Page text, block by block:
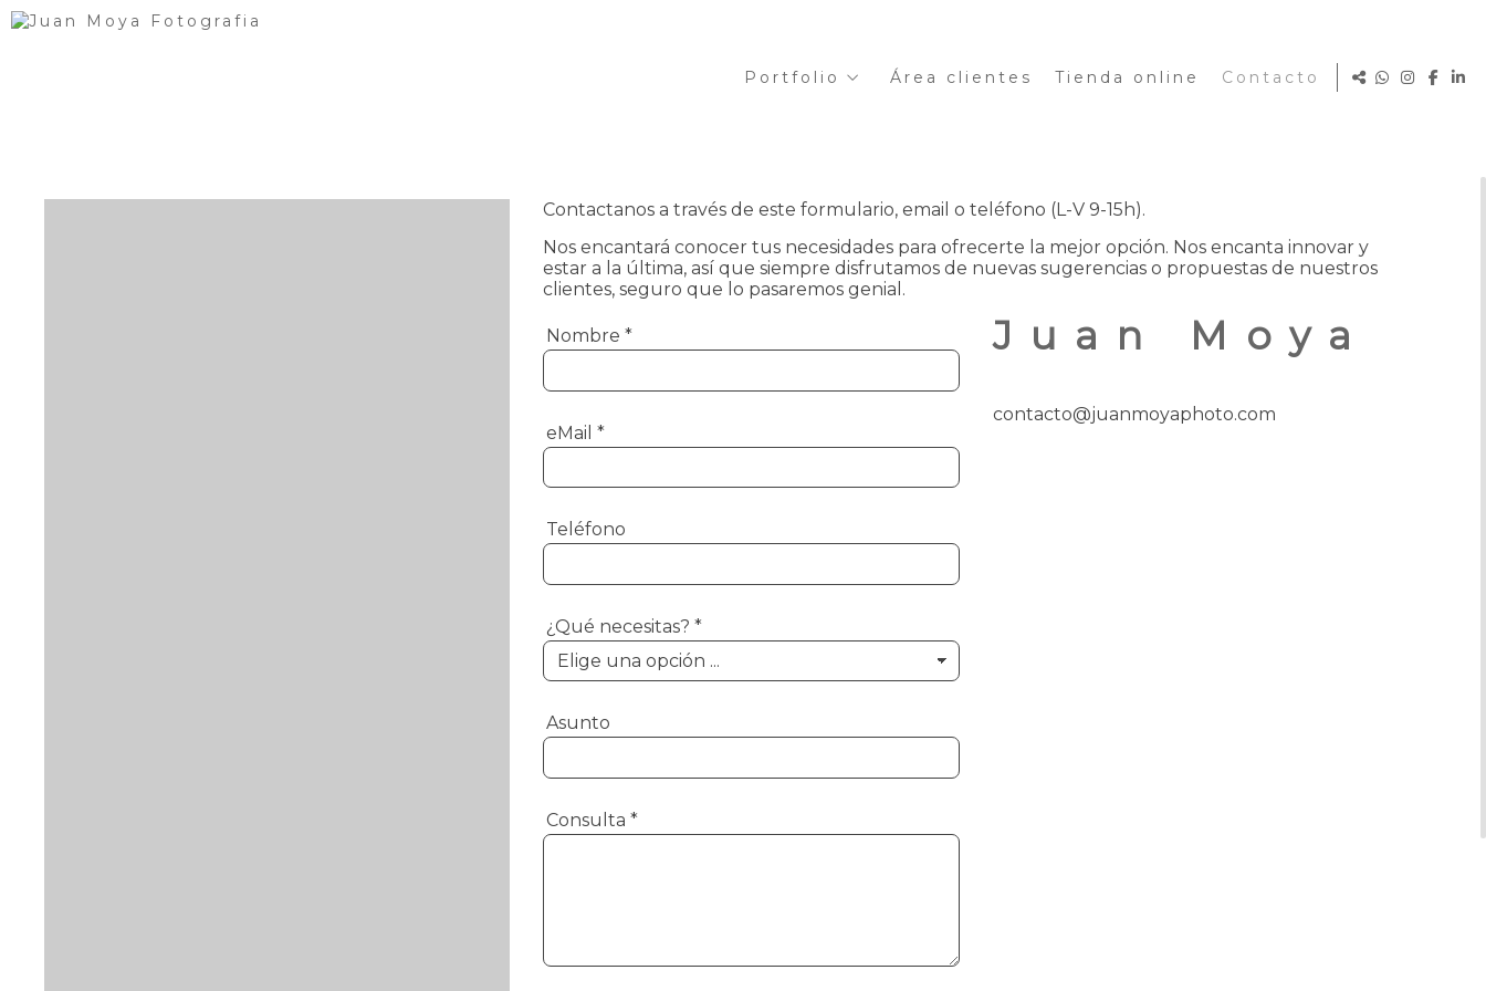
Portfolio Área clientes Tienda online Contacto
Contactanos a través de este formulario, email o teléfono (L-V 9-15h).
Nos encantará conocer tus necesidades para ofrecerte la mejor opción. Nos encanta innovar y
estar a la última, así que siempre disfrutamos de nuevas sugerencias o propuestas de nuestros
clientes, seguro que lo pasaremos genial.
Juan Moya
contacto@juanmoyaphoto.com
Nombre*
eMail*
Teléfono
¿Qué necesitas?*
Asunto
Consulta*